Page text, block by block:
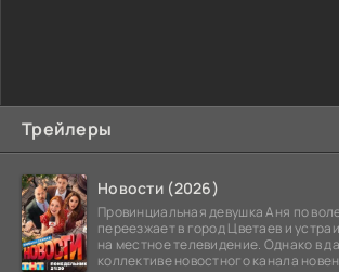
Трейлеры
Новости (2026)
Провинциальная девушка Аня по
переезжает в город Цветаев и
на местное телевидение. Однако в
коллективе новостного канала